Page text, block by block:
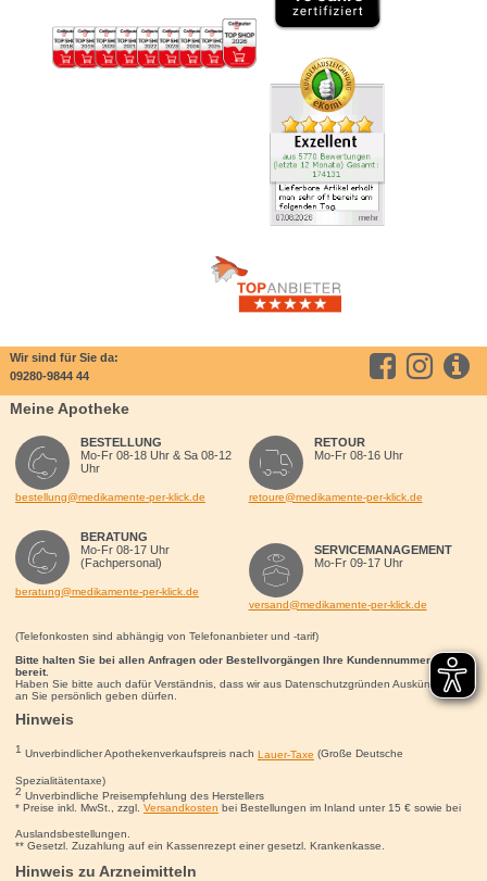
Wir sind für Sie da:
09280-9844 44
Meine Apotheke
BESTELLUNG
Mo-Fr 08-18 Uhr & Sa 08-12
Uhr
bestellung@medikamente-per-klick.de
BERATUNG
Mo-Fr 08-17 Uhr
(Fachpersonal)
beratung@medikamente-per-klick.de
RETOUR
Mo-Fr 08-16 Uhr
retoure@medikamente-per-klick.de
SERVICEMANAGEMENT
Mo-Fr 09-17 Uhr
versand@medikamente-per-klick.de
(Telefonkosten sind abhängig von Telefonanbieter und -tarif)
Bitte halten Sie bei allen Anfragen oder Bestellvorgängen Ihre Kundennummer für uns
bereit.
Haben Sie bitte auch dafür Verständnis, dass wir aus Datenschutzgründen Auskünfte nur
an Sie persönlich geben dürfen.
Hinweis
1 Unverbindlicher Apothekenverkaufspreis nach Lauer-Taxe (Große Deutsche
Spezialitätentaxe)
2 Unverbindliche Preisempfehlung des Herstellers
* Preise inkl. MwSt., zzgl. Versandkosten bei Bestellungen im Inland unter 15 €sowie bei
Auslandsbestellungen.
** Gesetzl. Zuzahlung auf ein Kassenrezept einer gesetzl. Krankenkasse.
Hinweis zu Arzneimitteln